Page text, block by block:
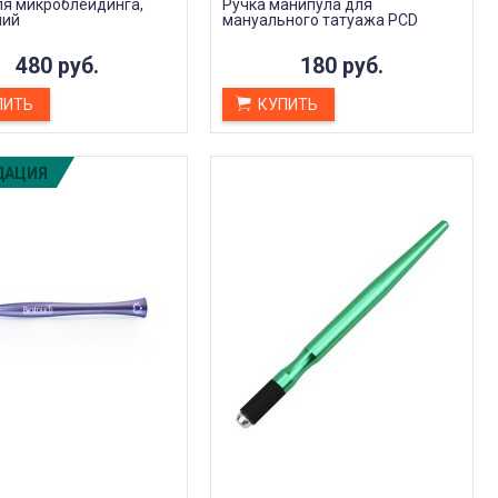
ТРАНСФЕРНЫЙ ГЕЛЬ - КАК
ПОЛЬЗОВАТЬСЯ?
22.09.2023
Трансферный гель для татуировок –
это специальное средство, которое
помогает переносить...
ЧИТАТЬ ДАЛЕЕ →
AS Company Base
микроблейдинга,
480 руб.
Ручка манипула для
мануального татуажа PCD
180 руб.
КУПИТЬ